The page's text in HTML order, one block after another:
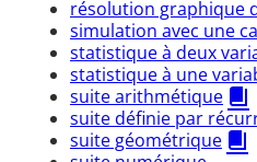
résolution graphique
simulation avec une
statistique à deux
statistique à une
suite arithmétique
suite définie par
suite géométrique